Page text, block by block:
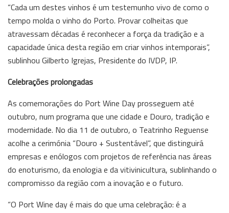
“Cada um destes vinhos é um testemunho vivo de como o
tempo molda o vinho do Porto. Provar colheitas que
atravessam décadas é reconhecer a força da tradição e a
capacidade única desta região em criar vinhos intemporais”,
sublinhou Gilberto Igrejas, Presidente do IVDP, IP.
Celebrações prolongadas
As comemorações do Port Wine Day prosseguem até
outubro, num programa que une cidade e Douro, tradição e
modernidade. No dia 11 de outubro, o Teatrinho Reguense
acolhe a cerimónia “Douro + Sustentável”, que distinguirá
empresas e enólogos com projetos de referência nas áreas
do enoturismo, da enologia e da vitivinicultura, sublinhando o
compromisso da região com a inovação e o futuro.
“O Port Wine day é mais do que uma celebração: é a